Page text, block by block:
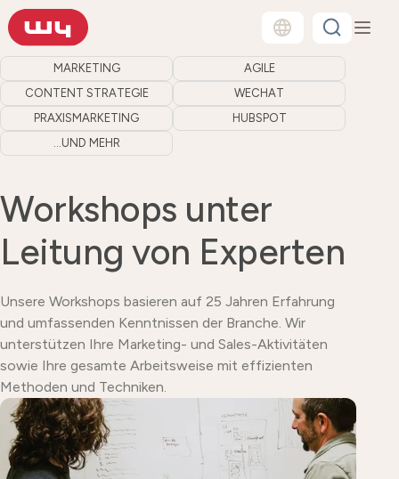
MARKETING
AGILE
CONTENT STRATEGIE
WECHAT
PRAXISMARKETING
HUBSPOT
...UND MEHR
Workshops unter
Leitung von Experten
Unsere Workshops basieren auf 25 Jahren Erfahrung
und umfassenden Kenntnissen der Branche. Wir
unterstützen Ihre Marketing- und Sales-Aktivitäten
sowie Ihre gesamte Arbeitsweise mit effizienten
Methoden und Techniken.